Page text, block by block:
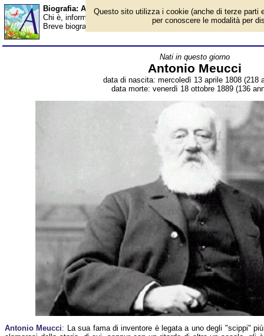
Biografia: Antonio Meucci - Almanacco
Chi è, informazioni, foto, qual è la data di nascita, dove è nato,
Breve biografia. Voce dell'Almanacco.
Nati in questo giorno
Antonio Meucci
data di nascita: mercoledì 13 aprile 1808 (218
data morte: venerdì 18 ottobre 1889 (136
Antonio Meucci: La sua fama di inventore è legata a uno degli "scippi" più
Questo sito utilizza i cookie (anche di terze parti
per conoscere le modalità per